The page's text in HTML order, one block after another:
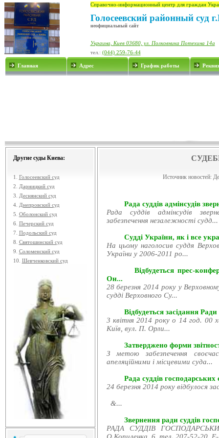
Справочно-информационный центр для граждан
Голосеевский районный суд
неофициальный сайт
Украина, Киев 03680, ул. Полковника Потехина 14а
тел.: (044) 259-76-44
Главная Адрес График работы
Другие суды Киева:
1. Голосеевский суд
2.
Дарницкий суд
3.
Деснянский суд
4. Днепровский суд
5. Оболонский суд
6. Печерский суд
7. Подольский суд
8. Святошинский суд
9. Соломенский суд
10. Шевченковский суд
Источник новостей:
Рада суддів адмінсудів
Рада суддів адмінсудів
забезпечення незалежності судд...
Судді України, як і все
На цьому наголосив суддя
України у 2006-2011 ро...
Відбудеться прес-
Он...
28 березня 2014 року у
судді Верховного Су...
Відбудеться засідання
3 квітня 2014 року о 14 год. 00
Київ, вул. П. Орли...
Затверджено форми
З метою забезпечення
апеляційними і місцевими суда...
Рада суддів господарських
24 березня 2014 року відбулося
&...
Звернення ради суддів
РАДА СУДДІВ